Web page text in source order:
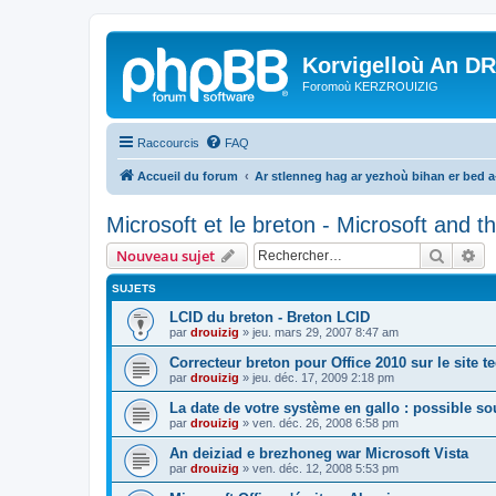
Korvigelloù An
Foromoù KERZROUIZIG
Raccourcis FAQ
Accueil du forum Ar stlenneg hag ar yezhoù bihan er bed
Microsoft et le breton - Microsoft and
Nouveau sujet
SUJETS
LCID du breton - Breton LCID
par drouizig » jeu. mars 29, 2007 8:47 am
Correcteur breton pour Office 2010 sur le site
par drouizig » jeu. déc. 17, 2009 2:18 pm
La date de votre système en gallo : possible
par drouizig » ven. déc. 26, 2008 6:58 pm
An deiziad e brezhoneg war Microsoft Vista
par drouizig » ven. déc. 12, 2008 5:53 pm